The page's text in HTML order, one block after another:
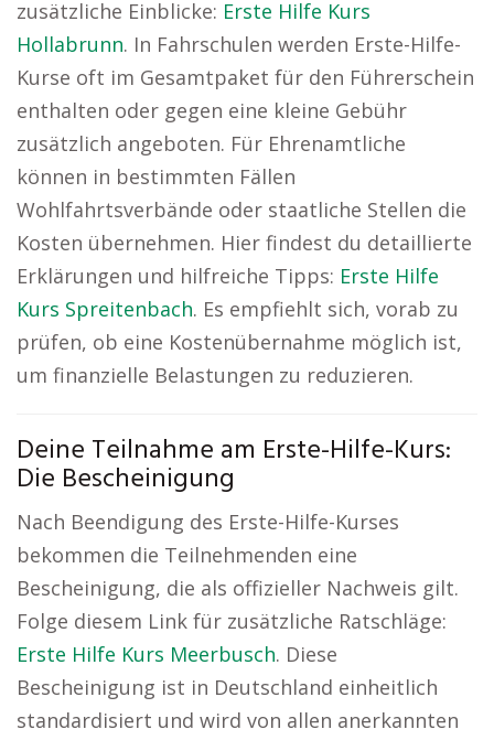
zusätzliche Einblicke: Erste Hilfe Kurs
Hollabrunn. In Fahrschulen werden Erste-Hilfe-
Kurse oft im Gesamtpaket für den Führerschein
enthalten oder gegen eine kleine Gebühr
zusätzlich angeboten. Für Ehrenamtliche
können in bestimmten Fällen
Wohlfahrtsverbände oder staatliche Stellen die
Kosten übernehmen. Hier findest du detaillierte
Erklärungen und hilfreiche Tipps: Erste Hilfe
Kurs Spreitenbach. Es empfiehlt sich, vorab zu
prüfen, ob eine Kostenübernahme möglich ist,
um finanzielle Belastungen zu reduzieren.
Deine Teilnahme am Erste-Hilfe-Kurs:
Die Bescheinigung
Nach Beendigung des Erste-Hilfe-Kurses
bekommen die Teilnehmenden eine
Bescheinigung, die als offizieller Nachweis gilt.
Folge diesem Link für zusätzliche Ratschläge:
Erste Hilfe Kurs Meerbusch. Diese
Bescheinigung ist in Deutschland einheitlich
standardisiert und wird von allen anerkannten